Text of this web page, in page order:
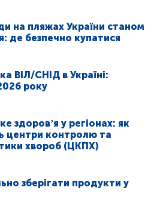
на пляжах України станом
де безпечно купатися
ВІЛ/СНІД в Україні:
року
здоровʼя у регіонах: як
центри контролю та
хвороб (ЦКПХ)
зберігати продукти у